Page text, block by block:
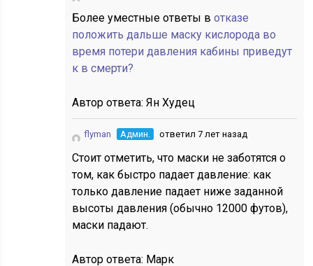
Более уместные ответы вотказе
положить дальше маску кислорода во
время потери давления кабины приведут
к в смерти?
Автор ответа:Ян Худец
flyman Админ. ответил 7 лет назад
Стоит отметить, что маски не заботятся о
том, как быстро падает давление: как
только давление падает ниже заданной
высоты давления (обычно 12000 футов),
маски падают.
Автор ответа: Марк